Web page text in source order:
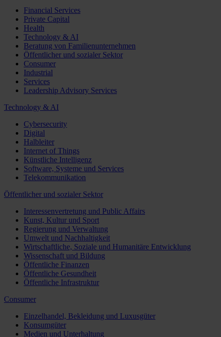
Financial Services
Private Capital
Health
Technology & AI
Beratung von Familienunternehmen
Öffentlicher und sozialer Sektor
Consumer
Industrial
Services
Leadership Advisory Services
Technology & AI
Cybersecurity
Digital
Halbleiter
Internet of Things
Künstliche Intelligenz
Software, Systeme und Services
Telekommunikation
Öffentlicher und sozialer Sektor
Interessenvertretung und Public Affairs
Kunst, Kultur und Sport
Regierung und Verwaltung
Umwelt und Nachhaltigkeit
Wirtschaftliche, Soziale und Humanitäre Entwicklung
Wissenschaft und Bildung
Öffentliche Finanzen
Öffentliche Gesundheit
Öffentliche Infrastruktur
Consumer
Einzelhandel, Bekleidung und Luxusgüter
Konsumgüter
Medien und Unterhaltung